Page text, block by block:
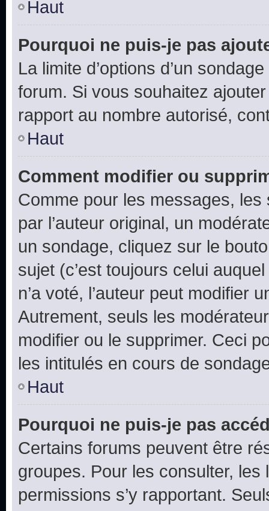
Haut
Pourquoi ne puis-je pas
La limite d’options d’un
forum. Si vous souhaitez
rapport au nombre autorisé,
Haut
Comment modifier ou
Comme pour les messages,
par l’auteur original, un
un sondage, cliquez sur le
sujet (c’est toujours celui
n’a voté, l’auteur peut modifier
Autrement, seuls les
modifier ou le supprimer. Ceci
les intitulés en cours de
Haut
Pourquoi ne puis-je pas
Certains forums peuvent être
groupes. Pour les consulter,
permissions s’y rapportant.